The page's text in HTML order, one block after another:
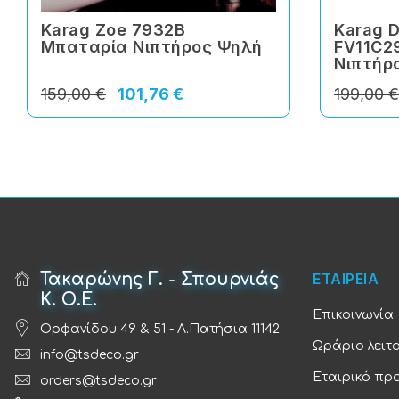
Karag Zoe 7932B
Μπαταρία Νιπτήρος Ψηλή
101,76 €
159,00 €
Karag
199,00 €
Τακαρώνης Γ. - Σπουρνιάς
Κ. Ο.Ε.
Ορφανίδου 49 & 51 - Α.Πατήσια 11142
info@tsdeco.gr
orders@tsdeco.gr
ΕΤΑΙΡΕΙΑ
Επικοινωνία
Ωράριο
Εταιρικό